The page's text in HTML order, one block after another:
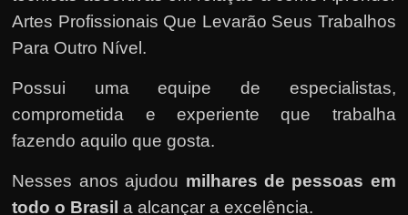
Artes Profissionais Que Levarão Seus Trabalhos
Para Outro Nível.
Possui uma equipe de especialistas,
comprometida e experiente que trabalha
fazendo aquilo que gosta.
Nesses anos ajudou milhares de pessoas em
todo o Brasil a alcançar a excelência.